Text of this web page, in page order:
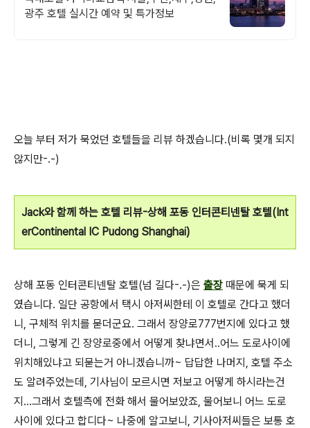
광주 호텔 실시간 예약 및 특가정보
오늘 부터 저가 묵었던 호텔들을 리뷰 하겠습니다.(비록 몇개 되지
않지만-.-)
Jack와 함께 하는 호텔 리뷰-상해 포동 인터콘티넨탈 호텔(Int
erContinental IC Pudong Shanghai)
상해 포동 인터콘티넨탈 호텔(넘 길다-.-)은 출장 때문에 묵게 되
였습니다. 일단 공항에서 택시 아저씨한테 이 호텔로 간다고 했더
니, 구체적 위치를 묻더군요. 그래서 장양로777번지에 있다고 했
더니, 그렇게 긴 장양로중에서 어떻게 찾냐면서..어느 도로사이에
위치해있냐고 되묻는거 아니겠습니까~ 답답한 나머지, 호텔 주소
도 알려주었는데, 기사님이 모르시면 저보고 어떻게 하시라는건
지...그래서 호텔측에 전화 해서 물어보았죠, 물어보니 어느 도로
사이에 있다고 합디다~ 나중에 알고보니, 기사아저씨들은 보통 호